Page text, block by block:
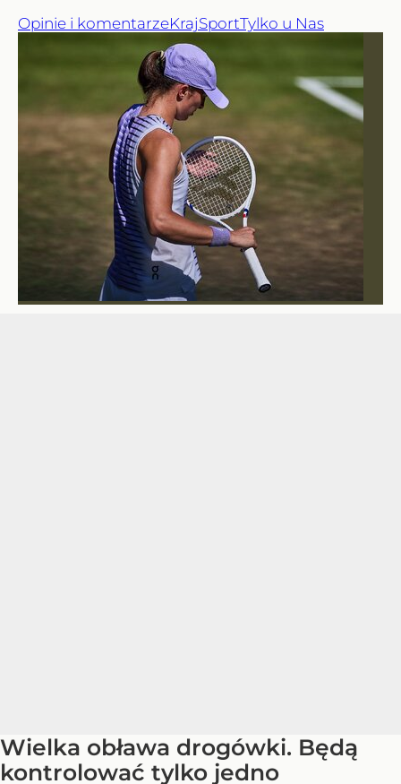
Opinie i komentarzeKrajSportTylko u Nas
Wielka obława drogówki. Będą
kontrolować tylko jedno